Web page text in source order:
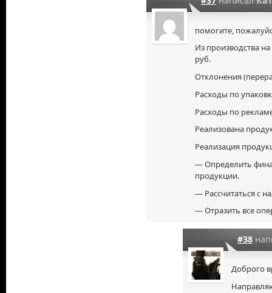
помогите,
Из производства
руб.
Отклонения
Расходы по
Расходы по
Реализована
Реализация
— Определить
продукции.
— Рассчитаться с
— Отразить все
#38
Доброго